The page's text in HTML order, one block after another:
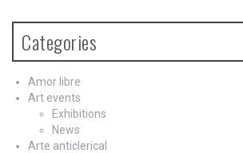
Categories
Amor libre
Art events
Exhibitions
News
Arte anticlerical